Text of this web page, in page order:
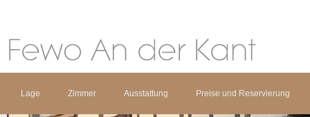
Lage Zimmer Ausstattung Preise und Reservierung